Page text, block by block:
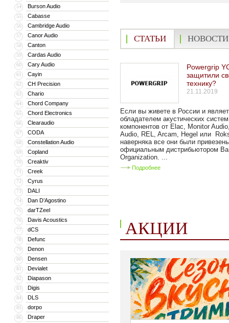
54 Burson Audio
55 Cabasse
56 Cambridge Audio
57 Canor Audio
58 Canton
59 Cardas Audio
60 Cary Audio
61 Cayin
62 CH Precision
63 Chario
64 Chord Company
65 Chord Electronics
66 Clearaudio
67 CODA
68 Constellation Audio
69 Copland
70 Creaktiv
71 Creek
72 Cyrus
73 DALI
74 Dan D’Agostino
75 darTZeel
76 Davis Acoustics
77 dCS
78 Defunc
79 Denon
80 Densen
81 Devialet
82 Diapason
83 Digis
84 DLS
85 dorpo
86 Draper
СТАТЬИ НОВОСТИ
Powergrip
защитили
технику?
21.11.2019
Если вы живете в России и
обладателем акустических
компонентов от Elac, Monitor
Audio, REL, Arcam, Hegel или
наверняка все они были
официальным дистрибьютором
Organization. ...
Подробнее
АКЦИИ